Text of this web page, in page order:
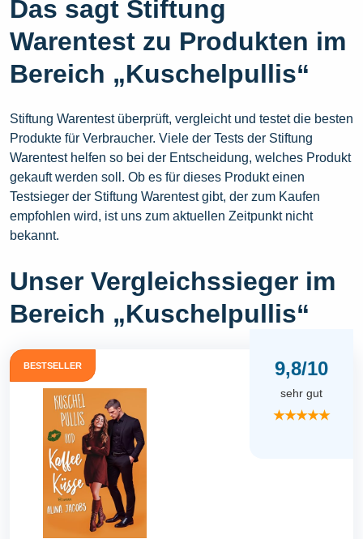
Das sagt Stiftung
Warentest zu Produkten im
Bereich „Kuschelpullis“
Stiftung Warentest überprüft, vergleicht und testet die besten
Produkte für Verbraucher. Viele der Tests der Stiftung
Warentest helfen so bei der Entscheidung, welches Produkt
gekauft werden soll. Ob es für dieses Produkt einen
Testsieger der Stiftung Warentest gibt, der zum Kaufen
empfohlen wird, ist uns zum aktuellen Zeitpunkt nicht
bekannt.
Unser Vergleichssieger im
Bereich „Kuschelpullis“
BESTSELLER 9,8/10
sehr gut
★★★★★